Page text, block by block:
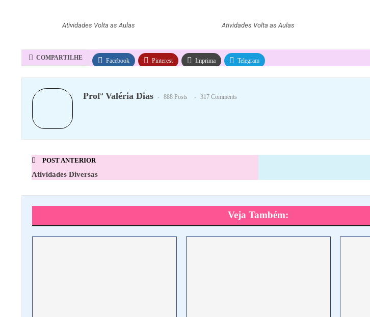
Atividades Volta as Aulas Atividades Volta as Aulas
COMPARTILHE Facebook Pinterest Imprima Telegram
Profª Valéria Dias 888 Posts 317 Comments
POST ANTERIOR
Atividades Diversas
Veja Também: